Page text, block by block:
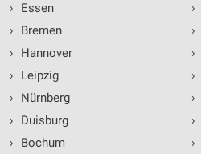
›
Essen
›
Bremen
›
Hannover
›
Leipzig
›
Nürnberg
›
Duisburg
›
Bochum
›
›
›
›
›
›
›